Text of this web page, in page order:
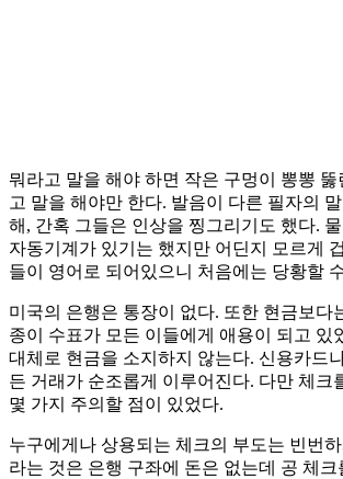
뭐라고 말을 해야 하면 작은 구멍이 뽕뽕 뚫
고 말을 해야만 한다. 발음이 다른 필자의
해, 간혹 그들은 인상을 찡그리기도 했다.
자동기계가 있기는 했지만 어딘지 모르게
들이 영어로 되어있으니 처음에는 당황할
미국의 은행은 통장이 없다. 또한 현금보다
종이 수표가 모든 이들에게 애용이 되고 있
대체로 현금을 소지하지 않는다. 신용카드
든 거래가 순조롭게 이루어진다. 다만 체크
몇 가지 주의할 점이 있었다.
누구에게나 상용되는 체크의 부도는 빈번
라는 것은 은행 구좌에 돈은 없는데 공 체크